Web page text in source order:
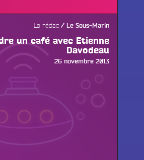
un café avec Étienne
Davodeau
La rédac Le Sous-Marin
Publié
26 novembre 2013